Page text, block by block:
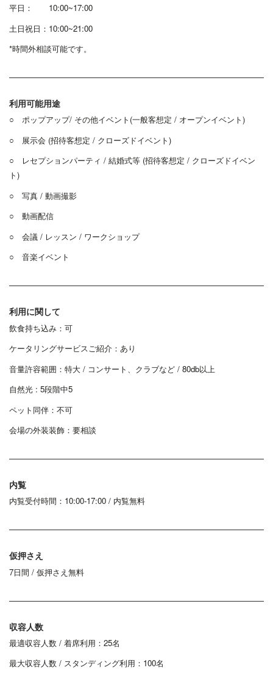
平日： 10:00~17:00
土日祝日：10:00~21:00
*時間外相談可能です。
利用可能用途
○ ポップアップ/ その他イベント(一般客想定 / オープンイベント)
○ 展示会 (招待客想定 / クローズドイベント)
○ レセプションパーティ / 結婚式等 (招待客想定 / クローズドイベン
ト)
○ 写真 / 動画撮影
○ 動画配信
○ 会議 / レッスン / ワークショップ
○ 音楽イベント
利用に関して
飲食持ち込み：可
ケータリングサービスご紹介：あり
音量許容範囲：特大 / コンサート、クラブなど / 80db以上
自然光 : 5段階中5
ペット同伴：不可
会場の外装装飾：要相談
内覧
内覧受付時間：10:00‐17:00 / 内覧無料
仮押さえ
7日間 / 仮押さえ無料
収容人数
最適収容人数 / 着席利用：25名
最大収容人数 / スタンディング利用：100名